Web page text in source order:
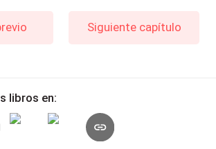
Siguiente capítulo
libros en: